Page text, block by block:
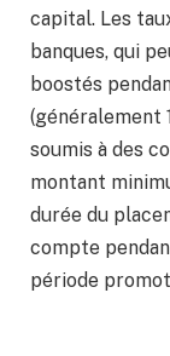
capital. Les
banques, qui
boostés
(généralement
soumis à des
montant
durée du
compte
période